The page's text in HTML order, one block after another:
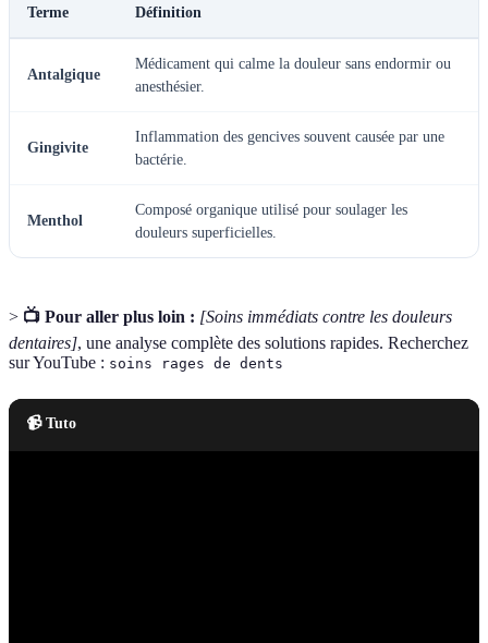
Terme Définition
Antalgique
Médicament qui calme la douleur sans endormir ou
anesthésier.
Gingivite
Inflammation des gencives souvent causée par une
bactérie.
Menthol
Composé organique utilisé pour soulager les
douleurs superficielles.
> 📺 Pour aller plus loin : [Soins immédiats contre les douleurs
dentaires], une analyse complète des solutions rapides. Recherchez
sur YouTube : soins rages de dents
📹 Tuto